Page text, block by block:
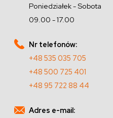
Poniedziałek - Sobota
09.00 - 17.00
Nr telefonów:
+48 535 035 705
+48 500 725 401
+48 95 722 88 44
Adres e-mail: